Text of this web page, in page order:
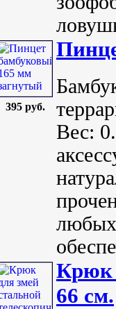
395 руб.
Вес:
любых
Крюк
66 см.